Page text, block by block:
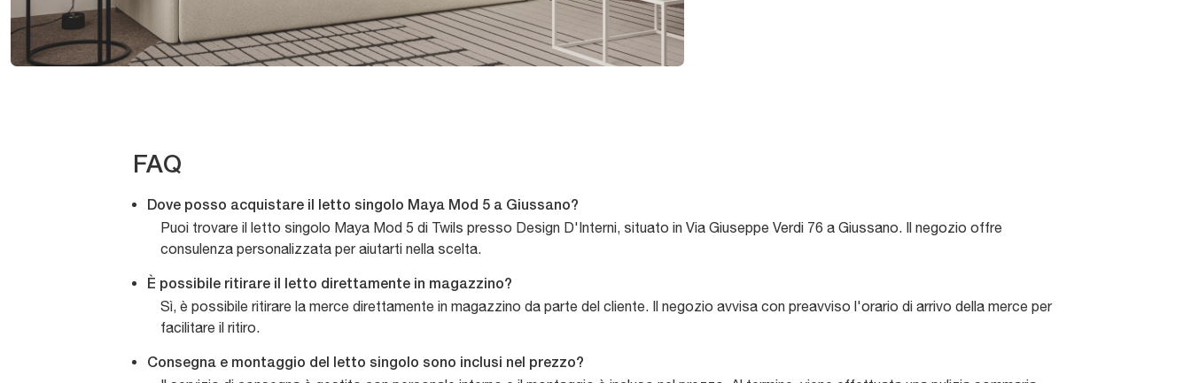
FAQ
Dove posso acquistare il letto singolo Maya Mod 5 a Giussano?
Puoi trovare il letto singolo Maya Mod 5 di Twils presso Design D'Interni, situato in Via Giuseppe Verdi 76 a Giussano. Il negozio offre
consulenza personalizzata per aiutarti nella scelta.
È possibile ritirare il letto direttamente in magazzino?
Sì, è possibile ritirare la merce direttamente in magazzino da parte del cliente. Il negozio avvisa con preavviso l'orario di arrivo della merce per
facilitare il ritiro.
Consegna e montaggio del letto singolo sono inclusi nel prezzo?